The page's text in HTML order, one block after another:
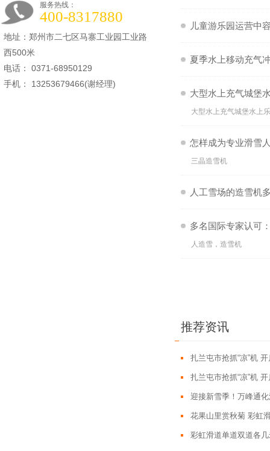
服务热线：
400-8317880
地址：郑州市二七区马寨工业园工业路
西500米
电话： 0371-68950129
手机： 13253679466(谢经理)
儿童游乐园运营中
夏季水上移动充气
大型水上充气城堡
大型水上充气城堡水上
怎样成为专业滑雪
三晶造雪机
人工雪场的造雪机
多名国际专家认可
人造雪，造雪机
推荐资讯
扎兰屯市抢抓“凉”机
扎兰屯市抢抓“凉”机
迎接新雪季！万峰通
花果山里赏秋菊 彩虹
彩虹滑道单道双道各